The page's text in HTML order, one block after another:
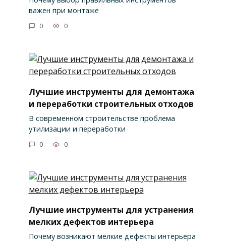
важен при монтаже
0 0
Лучшие инструменты для демонтажа
и переработки строительных отходов
В современном строительстве проблема
утилизации и переработки
0 0
Лучшие инструменты для устранения
мелких дефектов интерьера
Почему возникают мелкие дефекты интерьера